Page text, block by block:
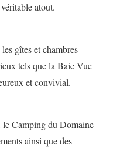
atout.
gîtes et chambres
tels que la Baie Vue
et convivial.
le Camping du Domaine
ainsi que des